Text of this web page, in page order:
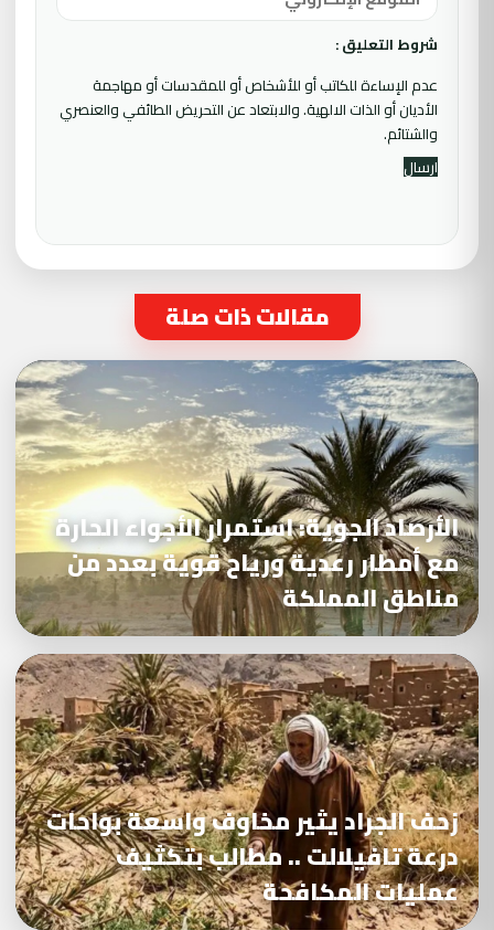
شروط التعليق :
عدم الإساءة للكاتب أو للأشخاص أو للمقدسات أو مهاجمة
الأديان أو الذات الالهية. والابتعاد عن التحريض الطائفي والعنصري
والشتائم.
مقالات ذات صلة
الأرصاد الجوية: استمرار الأجواء الحارة
مع أمطار رعدية ورياح قوية بعدد من
مناطق المملكة
زحف الجراد يثير مخاوف واسعة بواحات
درعة تافيلالت .. مطالب بتكثيف
عمليات المكافحة